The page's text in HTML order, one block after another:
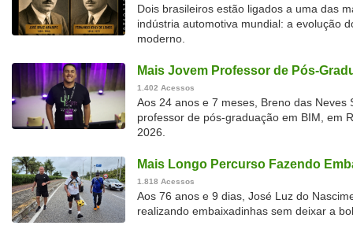
Dois brasileiros estão ligados a uma das
indústria automotiva mundial: a evolução
moderno.
Mais Jovem Professor de Pós-
1.402 Acessos
Aos 24 anos e 7 meses, Breno das Neves
professor de pós-graduação em BIM, em
2026.
Mais Longo Percurso Fazendo
1.818 Acessos
Aos 76 anos e 9 dias, José Luz do
realizando embaixadinhas sem deixar a